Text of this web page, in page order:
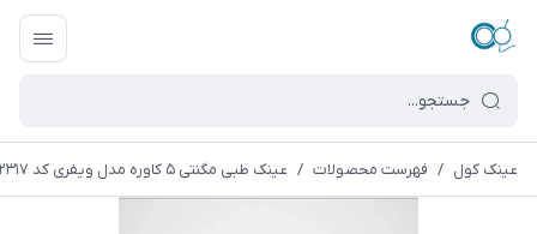
عینک کول / فهرست محصولات / عینک طبی مگنتی ۵ کاوره مدل ویفری کد ۲۳۱۷ سایز بزرگ